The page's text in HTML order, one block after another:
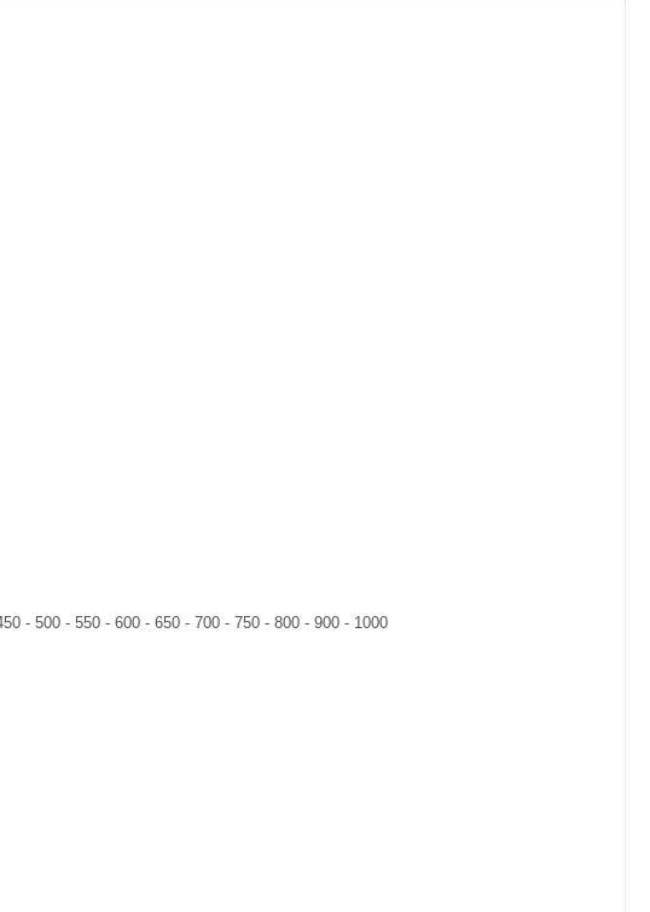
- 500 - 550 - 600 - 650 - 700 - 750 - 800 - 900 - 1000